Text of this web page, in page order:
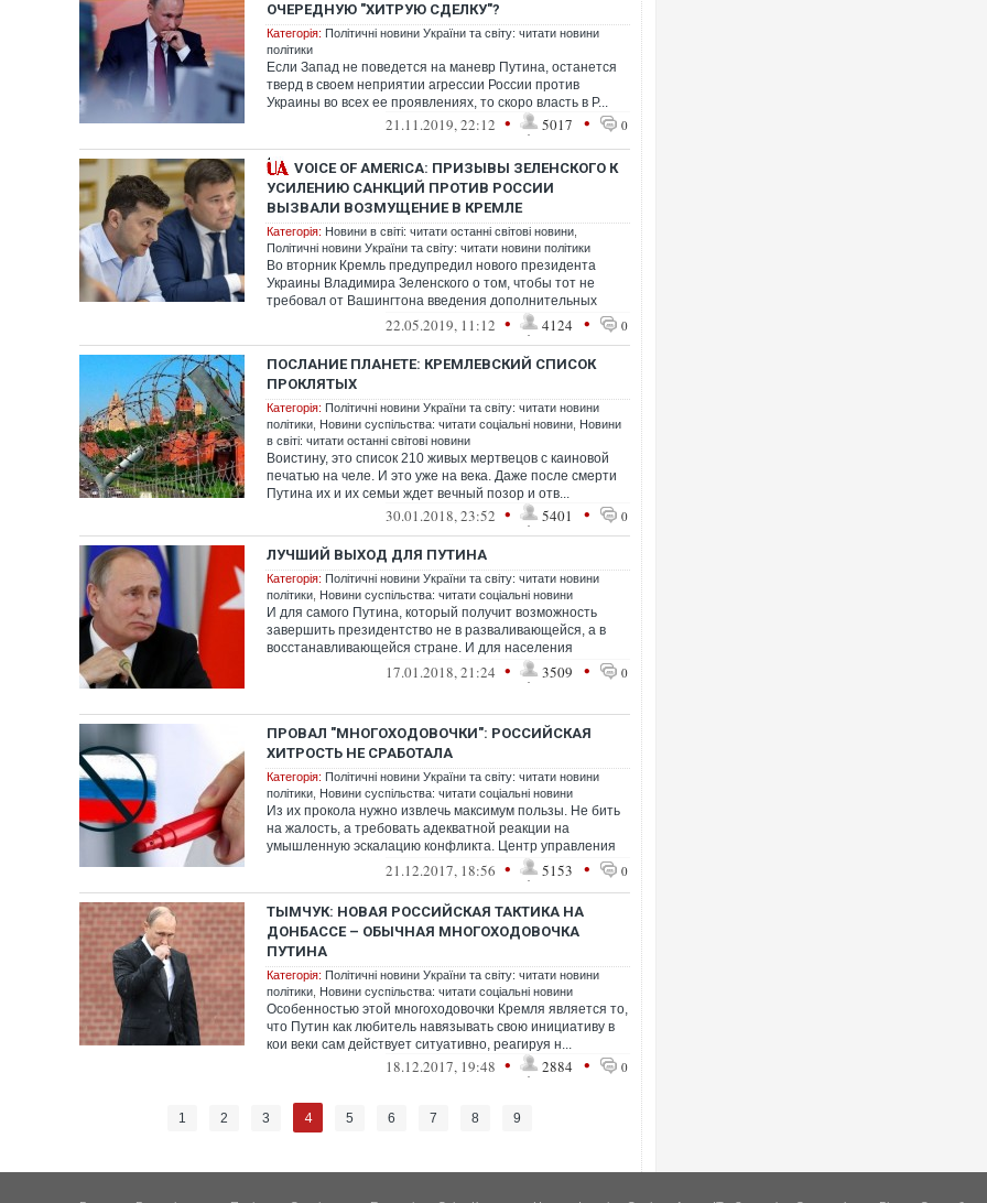
ОЧЕРЕДНУЮ "ХИТРУЮ СДЕЛКУ"?
Категорія: Політичні новини України та світу: читати новини
політики
Если Запад не поведется на маневр Путина, останется
тверд в своем неприятии агрессии России против
Украины во всех ее проявлениях, то скоро власть в Р...
21.11.2019, 22:12 • 5017 • 0
VOICE OF AMERICA: ПРИЗЫВЫ ЗЕЛЕНСКОГО К
УСИЛЕНИЮ САНКЦИЙ ПРОТИВ РОССИИ
ВЫЗВАЛИ ВОЗМУЩЕНИЕ В КРЕМЛЕ
Категорія: Новини в світі: читати останні світові новини
Політичні новини України та світу: читати новини політики
Во вторник Кремль предупредил нового президента
Украины Владимира Зеленского о том, чтобы тот не
требовал от Вашингтона введения дополнительных
22.05.2019, 11:12 • 4124 • 0
ПОСЛАНИЕ ПЛАНЕТЕ: КРЕМЛЕВСКИЙ СПИСОК
ПРОКЛЯТЫХ
Категорія: Політичні новини України та світу: читати новини
політики Новини суспільства: читати соціальні новини Новини
в світі: читати останні світові новини
Воистину, это список 210 живых мертвецов с каиновой
печатью на челе. И это уже на века. Даже после смерти
Путина их и их семьи ждет вечный позор и отв...
30.01.2018, 23:52 • 5401 • 0
ЛУЧШИЙ ВЫХОД ДЛЯ ПУТИНА
Категорія: Політичні новини України та світу: читати новини
політики Новини суспільства: читати соціальні новини
И для самого Путина, который получит возможность
завершить президентство не в разваливающейся, а в
восстанавливающейся стране. И для населения
17.01.2018, 21:24 • 3509 • 0
ПРОВАЛ "МНОГОХОДОВОЧКИ": РОССИЙСКАЯ
ХИТРОСТЬ НЕ СРАБОТАЛА
Категорія: Політичні новини України та світу: читати новини
політики Новини суспільства: читати соціальні новини
Из их прокола нужно извлечь максимум пользы. Не бить
на жалость, а требовать адекватной реакции на
умышленную эскалацию конфликта. Центр управления
21.12.2017, 18:56 • 5153 • 0
ТЫМЧУК: НОВАЯ РОССИЙСКАЯ ТАКТИКА НА
ДОНБАССЕ – ОБЫЧНАЯ МНОГОХОДОВОЧКА
ПУТИНА
Категорія: Політичні новини України та світу: читати новини
політики Новини суспільства: читати соціальні новини
Особенностью этой многоходовочки Кремля является то,
что Путин как любитель навязывать свою инициативу в
кои веки сам действует ситуативно, реагируя н...
18.12.2017, 19:48 • 2884 • 0
1 2 3 4 5 6 7 8 9
В окупованій Ялті
порт: над містом навис стовп